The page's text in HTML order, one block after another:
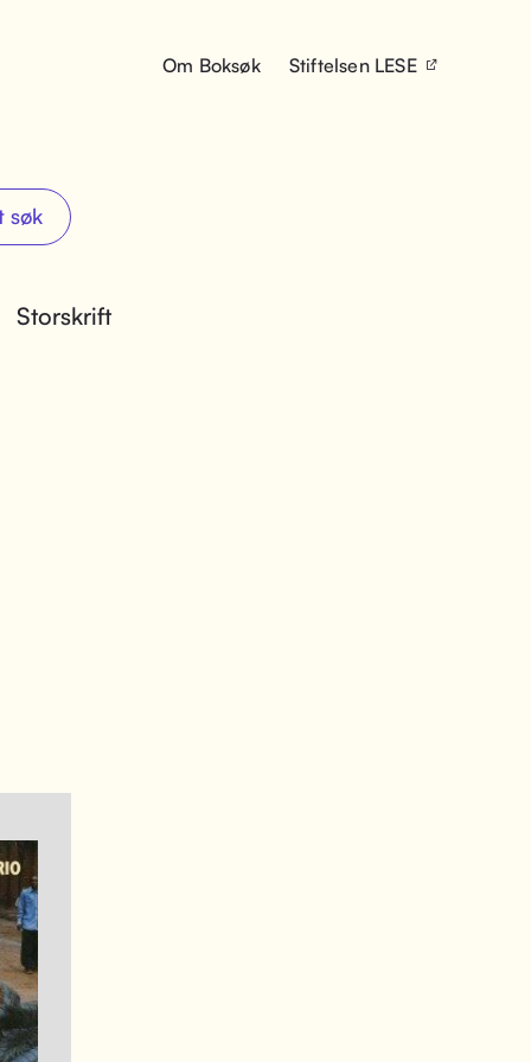
Om Boksøk Stiftelsen LESE
søk
Storskrift